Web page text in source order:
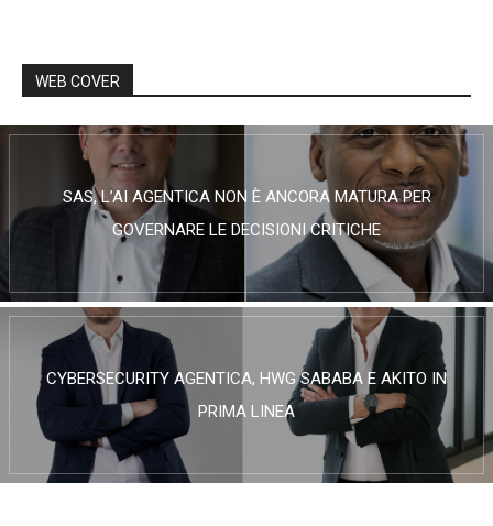
WEB COVER
SAS, L’AI AGENTICA NON È ANCORA MATURA PER
GOVERNARE LE DECISIONI CRITICHE
CYBERSECURITY AGENTICA, HWG SABABA E AKITO IN
PRIMA LINEA